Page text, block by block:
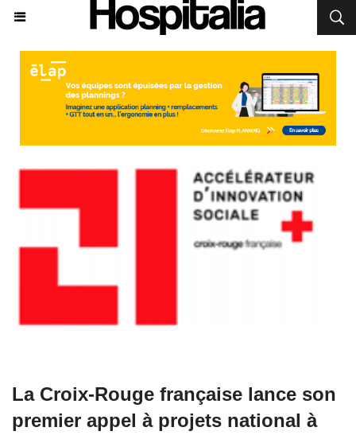
La Croix-Rouge française lance son
premier appel à projets national à